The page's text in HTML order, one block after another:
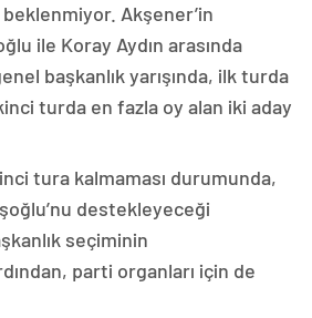
Akşener’in
ile Koray Aydın arasında
başkanlık yarışında, ilk turda
turda en fazla oy alan iki aday
tura kalmaması durumunda,
destekleyeceği
seçiminin
parti organları için de